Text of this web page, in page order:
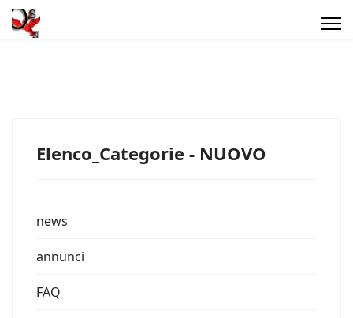
Elenco_Categorie - NUOVO
news
annunci
FAQ